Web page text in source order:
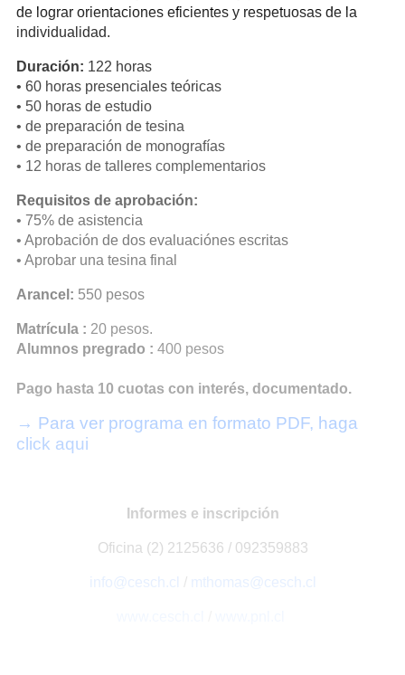
de lograr orientaciones eficientes y respetuosas de la
individualidad.
Duración: 122 horas
• 60 horas presenciales teóricas
• 50 horas de estudio
• de preparación de tesina
• de preparación de monografías
• 12 horas de talleres complementarios
Requisitos de aprobación:
• 75% de asistencia
• Aprobación de dos evaluaciónes escritas
• Aprobar una tesina final
Arancel: 550 pesos
Matrícula : 20 pesos.
Alumnos pregrado : 400 pesos
Pago hasta 10 cuotas con interés, documentado.
→ Para ver programa en formato PDF, haga
click aqui
Informes e inscripción
Oficina (2) 2125636 / 092359883
info@cesch.cl / mthomas@cesch.cl